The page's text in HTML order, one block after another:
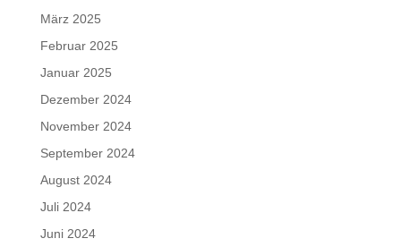
März 2025
Februar 2025
Januar 2025
Dezember 2024
November 2024
September 2024
August 2024
Juli 2024
Juni 2024